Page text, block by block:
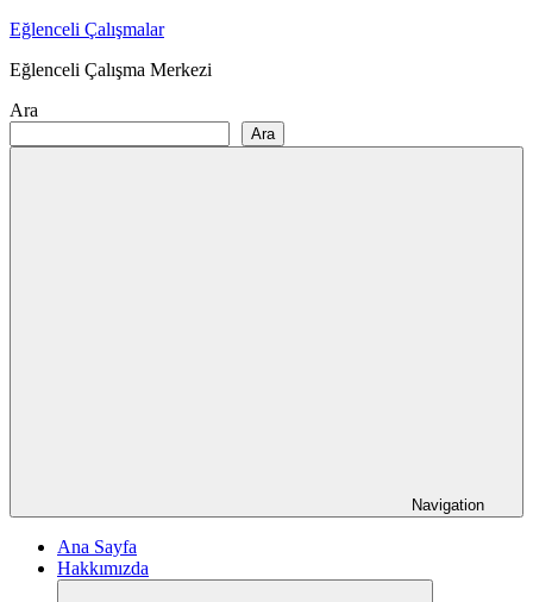
Skip
content
Eğlenceli Çalışmalar
Eğlenceli Çalışma Merkezi
Ara
Ara
Navigation
Ana Sayfa
Hakkımızda